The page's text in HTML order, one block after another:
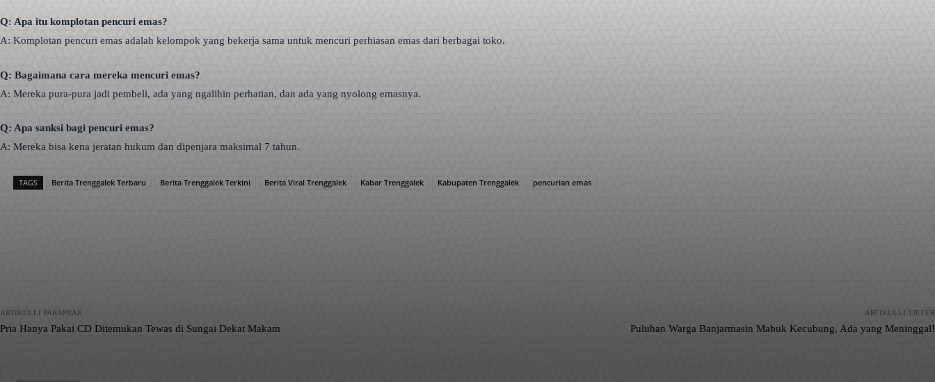
Q: Apa itu komplotan pencuri emas?
A: Komplotan pencuri emas adalah kelompok yang bekerja sama untuk mencuri perhiasan emas dari berbagai toko.
Q: Bagaimana cara mereka mencuri emas?
A: Mereka pura-pura jadi pembeli, ada yang ngalihin perhatian, dan ada yang nyolong emasnya.
Q: Apa sanksi bagi pencuri emas?
A: Mereka bisa kena jeratan hukum dan dipenjara maksimal 7 tahun.
TAGS Berita Trenggalek Terbaru Berita Trenggalek Terkini Berita Viral Trenggalek Kabar Trenggalek Kabupaten Trenggalek pencurian emas
ARTIKULLI PARAPRAK
Pria Hanya Pakai CD Ditemukan Tewas di Sungai Dekat Makam
ARTIKULLI TJETËR
Puluhan Warga Banjarmasin Mabuk Kecubung, Ada yang Meninggal!